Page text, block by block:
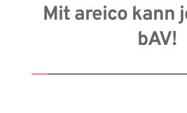
Mit areico kann
bAV!